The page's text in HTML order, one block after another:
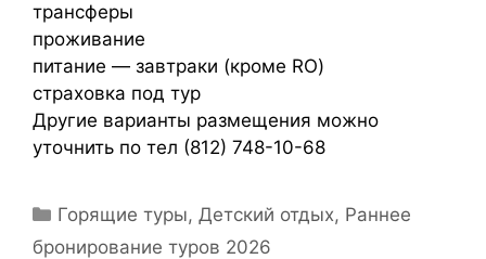
трансферы
проживание
питание — завтраки (кроме RO)
страховка под тур
Другие варианты размещения можно
уточнить по тел (812) 748-10-68
Горящие туры,Детский отдых, Раннее
бронирование туров 2026